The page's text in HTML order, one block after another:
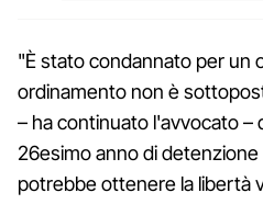
"È stato condannato per un
ordinamento non è
– ha continuato l'avvocato –
26esimo anno di
potrebbe ottenere la libertà